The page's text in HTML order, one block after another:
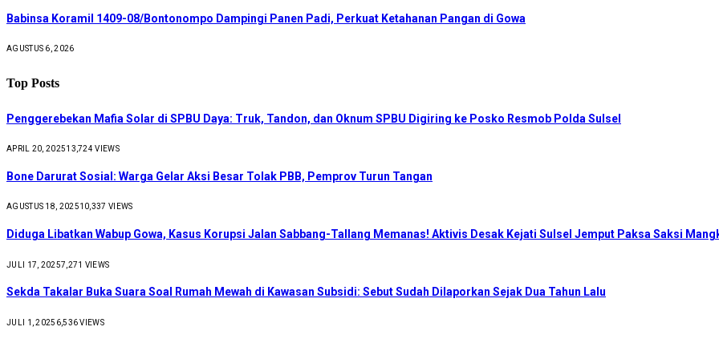
Babinsa Koramil 1409-08/Bontonompo Dampingi Panen Padi, Perkuat Ketahanan Pangan di Gowa
AGUSTUS 6, 2026
Top Posts
Penggerebekan Mafia Solar di SPBU Daya: Truk, Tandon, dan Oknum SPBU Digiring ke Posko Resmob Polda Sulsel
APRIL 20, 202513,724VIEWS
Bone Darurat Sosial: Warga Gelar Aksi Besar Tolak PBB, Pemprov Turun Tangan
AGUSTUS 18, 202510,337 VIEWS
Diduga Libatkan Wabup Gowa, Kasus Korupsi Jalan Sabbang-Tallang Memanas! Aktivis Desak Kejati Sulsel Jemput Paksa Saksi
JULI 17, 20257,271 VIEWS
Sekda Takalar Buka Suara Soal Rumah Mewah di Kawasan Subsidi: Sebut Sudah Dilaporkan Sejak Dua Tahun Lalu
JULI 1, 2025 6,536VIEWS